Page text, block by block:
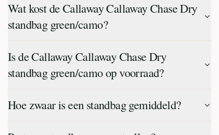
Wat kost de Callaway Callaway Chase Dry
standbag green/camo?
Is de Callaway Callaway Chase Dry
standbag green/camo op voorraad?
Hoe zwaar is een standbag gemiddeld?